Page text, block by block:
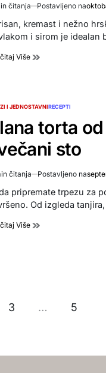
čitanja Postavljeno na
kremast i nežno
i sirom je
Više
I JEDNOSTAVNIRECEPTI
torta
sto
čitanja Postavljeno na
pripremate trpezu za
Od izgleda
Više
3 … 5